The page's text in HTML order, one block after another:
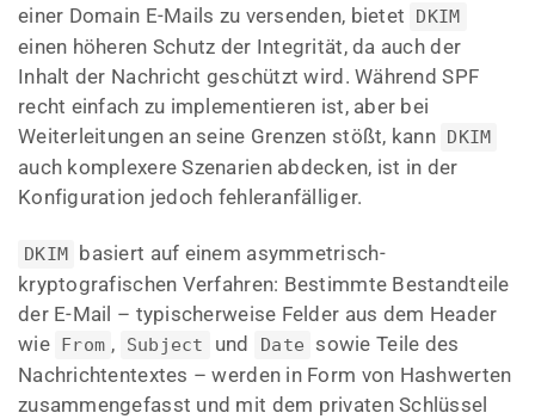
einer Domain E-Mails zu versenden, bietet
DKIM
einen höheren Schutz der Integrität, da auch der
Inhalt der Nachricht geschützt wird. Während SPF
recht einfach zu implementieren ist, aber bei
Weiterleitungen an seine Grenzen stößt, kann
DKIM
auch komplexere Szenarien abdecken, ist in der
Konfiguration jedoch fehleranfälliger.
DKIM
basiert auf einem asymmetrisch-
kryptografischen Verfahren: Bestimmte Bestandteile
der E-Mail – typischerweise Felder aus dem Header
wie
From , Subject und Date
sowie Teile des
Nachrichtentextes – werden in Form von Hashwerten
zusammengefasst und mit dem privaten Schlüssel